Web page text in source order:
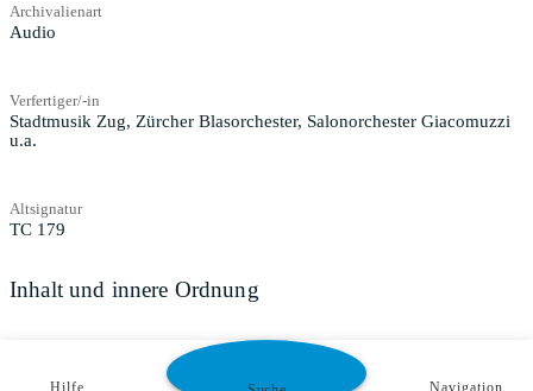
Archivalienart
Audio
Verfertiger/-in
Stadtmusik Zug, Zürcher Blasorchester, Salonorchester Giacomuzzi
u.a.
Altsignatur
TC 179
Inhalt und innere Ordnung
Zugangs- und Benutzungsbestimmungen
Hilfe Navigation